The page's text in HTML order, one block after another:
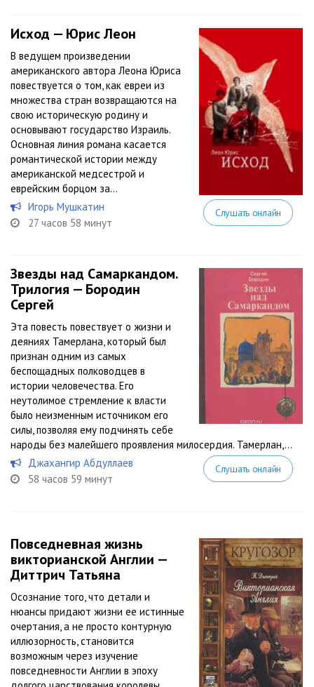
Исход — Юрис Леон
В ведущем произведении
американского автора Леона Юриса
повествуется о том, как евреи из
множества стран возвращаются на
свою историческую родину и
основывают государство Израиль.
Основная линия романа касается
романтической истории между
американской медсестрой и
еврейским борцом за...
Игорь Мушкатин
27 часов 58 минут
Слушать онлайн
Звезды над Самаркандом.
Трилогия — Бородин
Сергей
Эта повесть повествует о жизни и
деяниях Тамерлана, который был
признан одним из самых
беспощадных полководцев в
истории человечества. Его
неутолимое стремление к власти
было неизменным источником его
силы, позволяя ему подчинять себе
народы без малейшего проявления милосердия. Тамерлан,...
Джахангир Абдуллаев
58 часов 59 минут
Слушать онлайн
Повседневная жизнь
викторианской Англии —
Диттрич Татьяна
Осознание того, что детали и
нюансы придают жизни ее истинные
очертания, а не просто контурную
иллюзорность, становится
возможным через изучение
повседневности Англии в эпоху